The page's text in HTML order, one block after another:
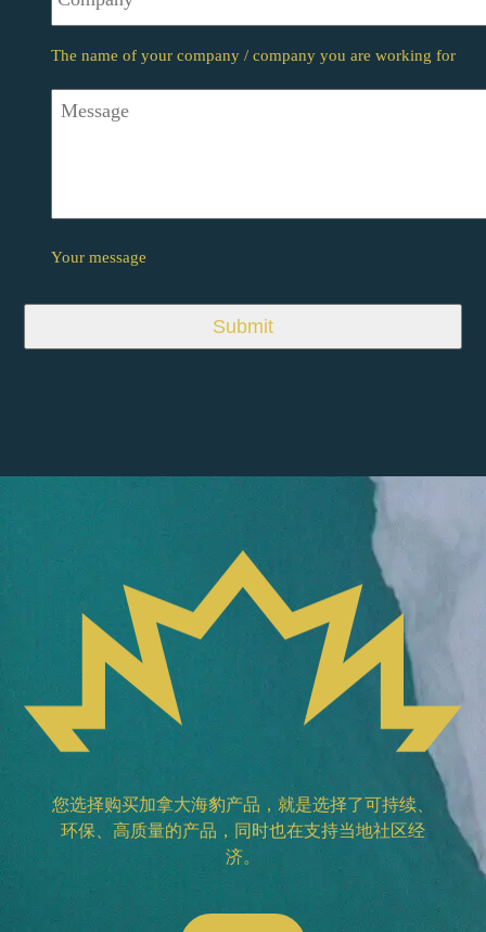
The name of your company / company you are working for
Message
Your message
您选择购买加拿大海豹产品，就是选择了可持续、
环保、高质量的产品，同时也在支持当地社区经
济。